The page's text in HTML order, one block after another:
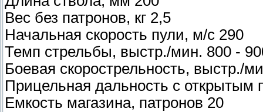
Вес без патронов, кг 2,5
Начальная скорость пули, м/с 290
Темп стрельбы, выстр./мин. 800 -
Боевая скорострельность, выстр./
Прицельная дальность с открытым
Емкость магазина, патронов 20